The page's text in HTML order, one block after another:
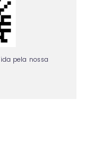
pela nossa